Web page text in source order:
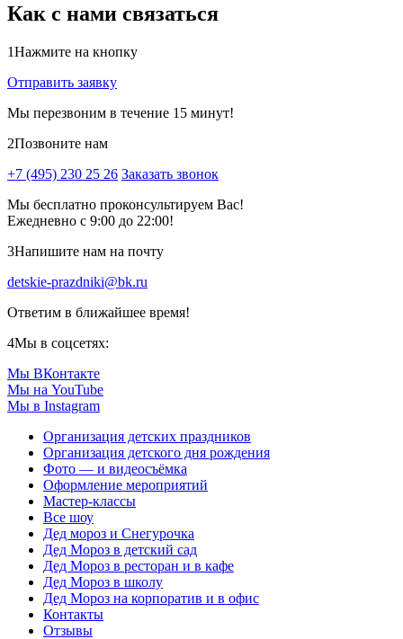
Как с нами связаться
1Нажмите на кнопку
Отправить заявку
Мы перезвоним в течение 15 минут!
2Позвоните нам
+7 (495) 230 25 26 Заказать звонок
Мы бесплатно проконсультируем Вас!
Ежедневно с 9:00 до 22:00!
3Напишите нам на почту
detskie-prazdniki@bk.ru
Ответим в ближайшее время!
4Мы в соцсетях:
Мы ВКонтакте
Мы на YouTube
Мы в Instagram
Организация детских праздников
Организация детского дня рождения
Фото — и видеосъёмка
Оформление мероприятий
Мастер-классы
Все шоу
Дед мороз и Снегурочка
Дед Мороз в детский сад
Дед Мороз в ресторан и в кафе
Дед Мороз в школу
Дед Мороз на корпоратив и в офис
Контакты
Отзывы